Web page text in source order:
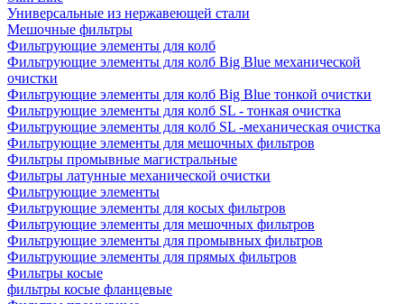
Универсальные из нержавеющей стали
Мешочные фильтры
Фильтрующие элементы для колб
Фильтрующие элементы для колб Big Blue механической
очистки
Фильтрующие элементы для колб Big Blue тонкой очистки
Фильтрующие элементы для колб SL - тонкая очистка
Фильтрующие элементы для колб SL -механическая очистка
Фильтрующие элементы для мешочных фильтров
Фильтры промывные магистральные
Фильтры латунные механической очистки
Фильтрующие элементы
Фильтрующие элементы для косых фильтров
Фильтрующие элементы для мешочных фильтров
Фильтрующие элементы для промывных фильтров
Фильтрующие элементы для прямых фильтров
Фильтры косые
фильтры косые фланцевые